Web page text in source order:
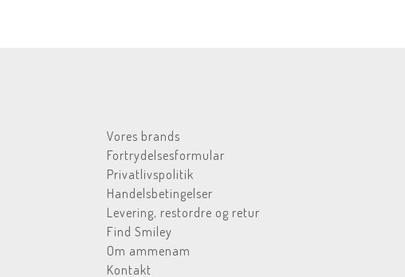
Vores brands
Fortrydelsesformular
Privatlivspolitik
Handelsbetingelser
Levering, restordre og retur
Find Smiley
Om ammenam
Kontakt